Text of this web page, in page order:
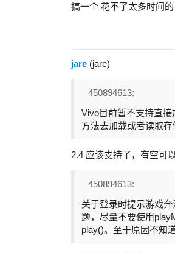
搞一个 花不了太多时间
jare (jare)
450894613:
Vivo目前暂不支持直接
方法去加载或者读取
2.4 应该支持了，有空可
450894613:
关于登录时提示游戏
题，尽量不要使用
play()。至于原因不知